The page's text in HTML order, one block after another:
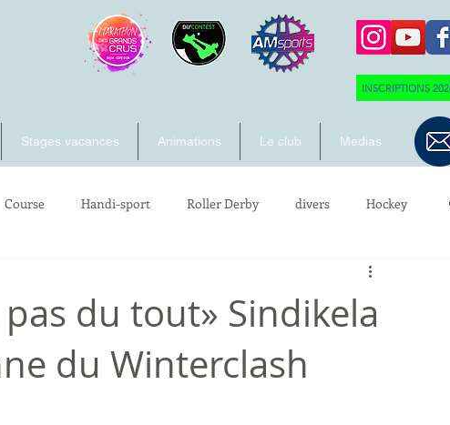
INSCRIPTIONS
Stages vacances Animations Le club Medias
Course Handi-sport Roller Derby divers Hockey
du tout» Sindikela
du Winterclash